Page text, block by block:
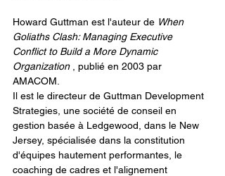
Howard Guttman est l'auteur de When
Goliaths Clash: Managing Executive
Conflict to Build a More Dynamic
Organization , publié en 2003 par
AMACOM.
Il est le directeur de Guttman Development
Strategies, une société de conseil en
gestion basée à Ledgewood, dans le New
Jersey, spécialisée dans la constitution
d'équipes hautement performantes, le
coaching de cadres et l'alignement